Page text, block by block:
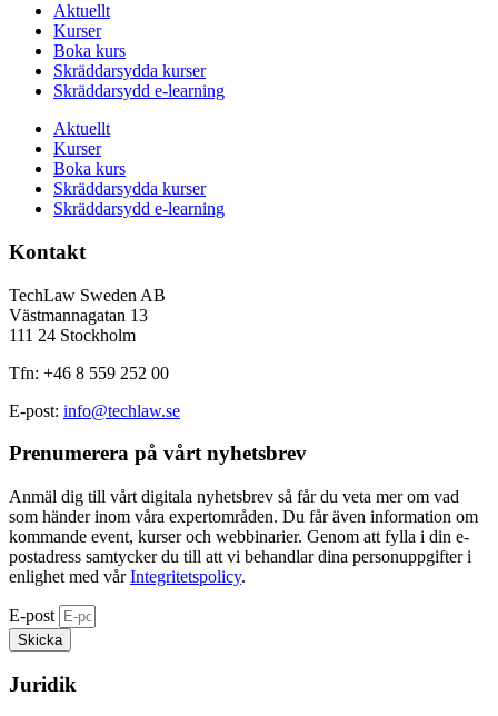
Aktuellt
Kurser
Boka kurs
Skräddarsydda kurser
Skräddarsydd e-learning
Aktuellt
Kurser
Boka kurs
Skräddarsydda kurser
Skräddarsydd e-learning
Kontakt
TechLaw Sweden AB
Västmannagatan 13
111 24 Stockholm
Tfn: +46 8 559 252 00
E-post: info@techlaw.se
Prenumerera på vårt nyhetsbrev​
Anmäl dig till vårt digitala nyhetsbrev så får du veta mer om vad
som händer inom våra expertområden. Du får även information om
kommande event, kurser och webbinarier. Genom att fylla i din e-
postadress samtycker du till att vi behandlar dina personuppgifter i
enlighet med vårIntegritetspolicy.
E-post
Skicka
Juridik